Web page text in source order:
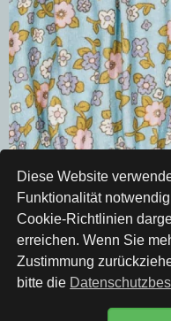
Diese Website
Funktionalität
Cookie-Richtlinien
erreichen. Wenn Sie
Zustimmung
bitte die